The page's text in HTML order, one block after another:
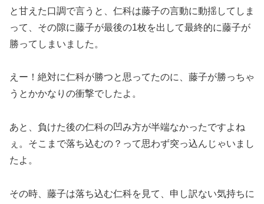
と甘えた口調で言うと、仁科は藤子の言動に動揺してしま
って、その隙に藤子が最後の1枚を出して最終的に藤子が
勝ってしまいました。
えー！絶対に仁科が勝つと思ってたのに、藤子が勝っちゃ
うとかかなりの衝撃でしたよ。
あと、負けた後の仁科の凹み方が半端なかったですよね
ぇ。そこまで落ち込むの？って思わず突っ込んじゃいまし
たよ。
その時、藤子は落ち込む仁科を見て、申し訳ない気持ちに